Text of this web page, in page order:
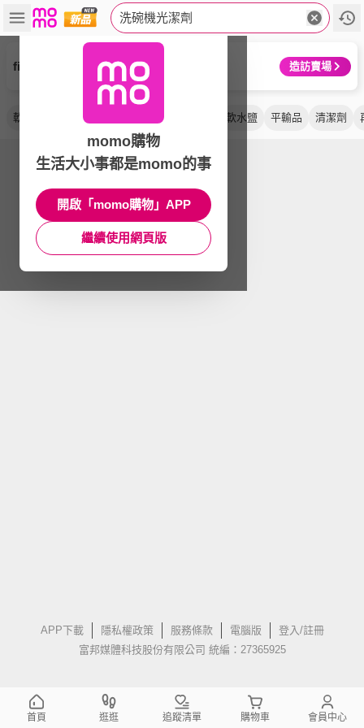
洗碗機光潔劑
finish 亮碟 造訪賣場
軟化鹽 洗碗粉 環保 軟水鹽 平輸品 清潔劑
APP下載 隱私權政策 服務條款 電腦版
登入/註冊
富邦媒體科技股份有限公司 統編：27365925
momo購物
生活大小事都是momo的事
開啟「momo購物」APP
繼續使用網頁版
首頁 逛逛 追蹤清單 購物車 會員中心